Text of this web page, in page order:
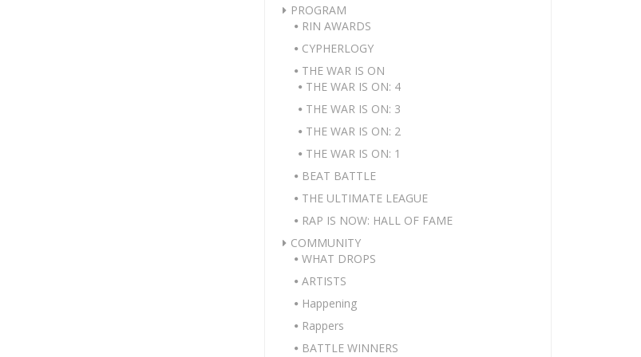
PROGRAM
RIN AWARDS
CYPHERLOGY
THE WAR IS ON
THE WAR IS ON: 4
THE WAR IS ON: 3
THE WAR IS ON: 2
THE WAR IS ON: 1
BEAT BATTLE
THE ULTIMATE LEAGUE
RAP IS NOW: HALL OF FAME
COMMUNITY
WHAT DROPS
ARTISTS
Happening
Rappers
BATTLE WINNERS